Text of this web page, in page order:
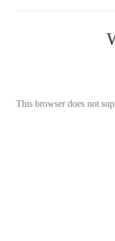
This browser does not